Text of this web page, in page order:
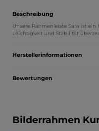
Beschreibung
Unsere Rahmenleiste Sara ist
Leichtigkeit und Stabilität
Herstellerinformationen
Bewertungen
Bilderrahmen